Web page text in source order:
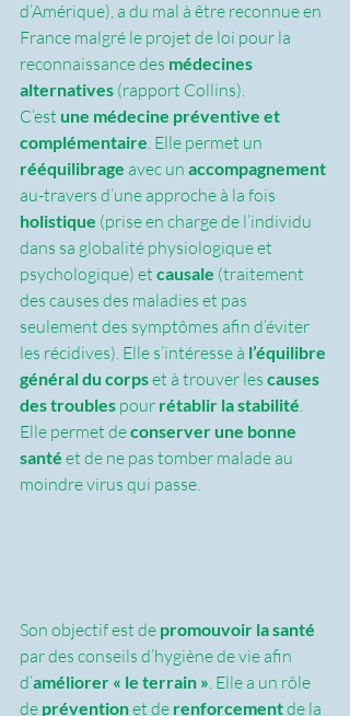
d’Amérique), a du mal à être reconnue en
France malgré le projet de loi pour la
reconnaissance des médecines
alternatives (rapport Collins).
C’est une médecine préventive et
complémentaire. Elle permet un
rééquilibrage avec un accompagnement
au-travers d’une approche à la fois
holistique (prise en charge de l’individu
dans sa globalité physiologique et
psychologique) et causale (traitement
des causes des maladies et pas
seulement des symptômes afin d’éviter
les récidives). Elle s’intéresse à l’équilibre
général du corps et à trouver les causes
des troubles pour rétablir la stabilité.
Elle permet de conserver une bonne
santé et de ne pas tomber malade au
moindre virus qui passe.
Son objectif est de promouvoir la santé
par des conseils d’hygiène de vie afin
d’améliorer « le terrain ». Elle a un rôle
de prévention et de renforcement de la